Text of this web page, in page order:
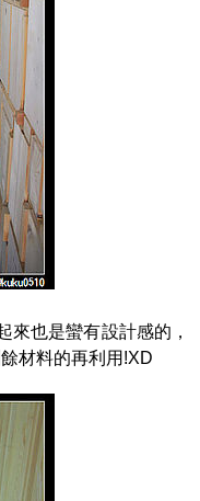
來也是蠻有設計感的，
材料的再利用!XD